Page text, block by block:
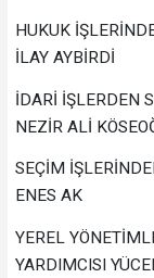
HUKUK
İLAY AYBİRDİ
İDARİ İŞLERDEN
NEZİR ALİ
SEÇİM
ENES AK
YEREL
YARDIMCISI